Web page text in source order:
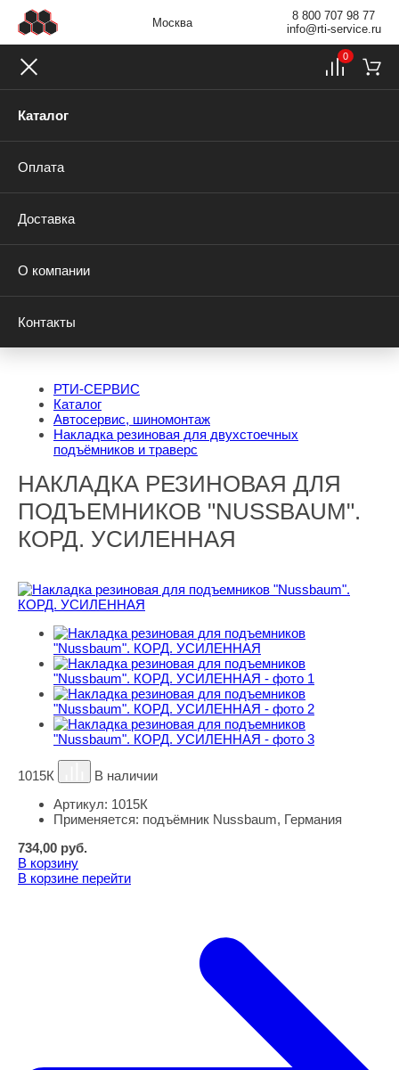
Москва
8 800 707 98 77
info@rti-service.ru
Каталог
Оплата
Доставка
О компании
Контакты
0
РТИ-СЕРВИС
Каталог
Автосервис, шиномонтаж
Накладка резиновая для двухстоечных
подъёмников и траверс
НАКЛАДКА РЕЗИНОВАЯ ДЛЯ
ПОДЪЕМНИКОВ "NUSSBAUM".
КОРД. УСИЛЕННАЯ
1015К
В наличии
Артикул: 1015К
Применяется: подъёмник Nussbaum, Германия
734,00 руб.
В корзину
В корзине перейти